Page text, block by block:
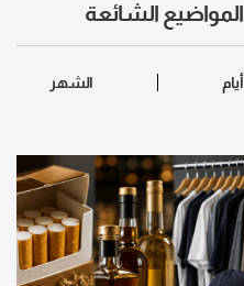
المواضيع الشائعة